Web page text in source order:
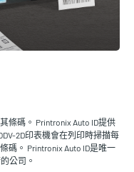
條碼。 Printronix Auto ID提供
2D印表機會在列印時掃描每
碼。 Printronix Auto ID是唯一
公司。